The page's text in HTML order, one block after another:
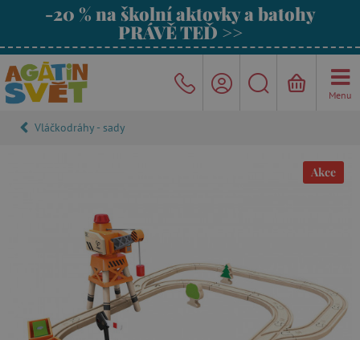
-20 % na školní aktovky a batohy
PRÁVĚ TEĎ >>
Menu
Vláčkodráhy - sady
Akce